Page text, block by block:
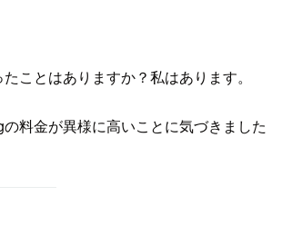
ことはありますか？私はあります。
料金が異様に高いことに気づきました